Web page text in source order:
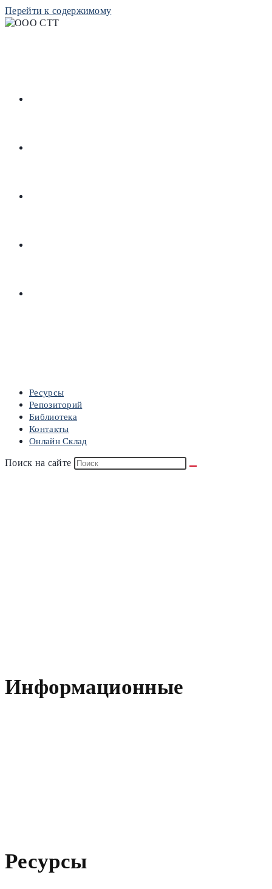
Перейти к содержимому
Ресурсы
Репозиторий
Библиотека
Контакты
Онлайн Склад
Поиск на сайте
Информационные
Ресурсы